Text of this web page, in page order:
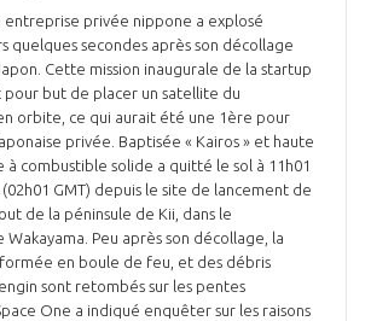
entreprise privée nippone a explosé
quelques secondes après son décollage
Cette mission inaugurale de la startup
pour but de placer un satellite du
orbite, ce qui aurait été une 1ère pour
privée. Baptisée « Kairos » et haute
à combustible solide a quitté le sol à 11h01
GMT) depuis le site de lancement de
de la péninsule de Kii, dans le
Peu après son décollage, la
en boule de feu, et des débris
sont retombés sur les pentes
One a indiqué enquêter sur les raisons